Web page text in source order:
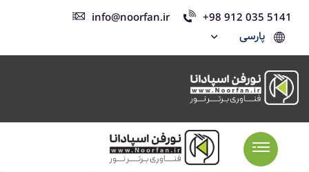
+98 912 035 5141
info@noorfan.ir
پارسی